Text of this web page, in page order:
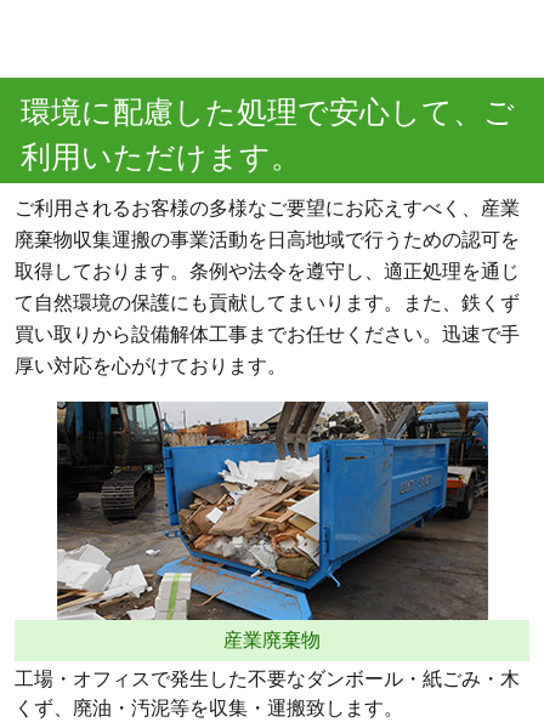
環境に配慮した処理で安心して、ご
利用いただけます。
ご利用されるお客様の多様なご要望にお応えすべく、産業
廃棄物収集運搬の事業活動を日高地域で行うための認可を
取得しております。条例や法令を遵守し、適正処理を通じ
て自然環境の保護にも貢献してまいります。また、鉄くず
買い取りから設備解体工事までお任せください。迅速で手
厚い対応を心がけております。
産業廃棄物
工場・オフィスで発生した不要なダンボール・紙ごみ・木
くず、廃油・汚泥等を収集・運搬致します。